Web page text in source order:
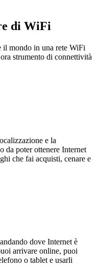
di WiFi
il mondo in una rete WiFi
strumento di connettività
e la
da poter ottenere Internet
che fai acquisti, cenare e
dove Internet è
arrivare online, puoi
o tablet e usarli